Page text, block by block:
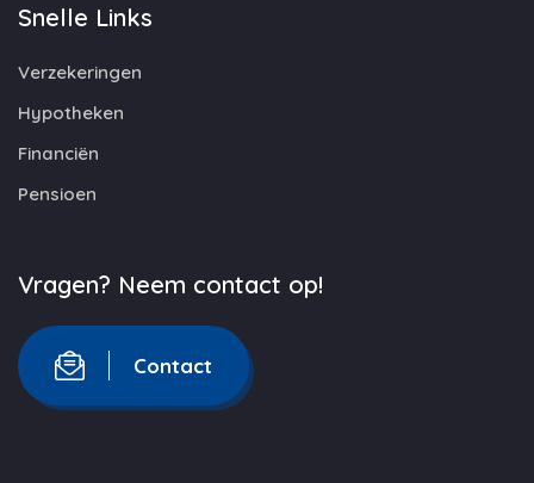
Snelle Links
Verzekeringen
Hypotheken
Financiën
Pensioen
Vragen? Neem contact op!
Contact